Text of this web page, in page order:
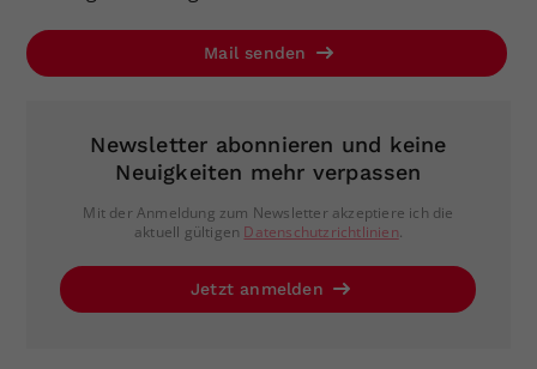
Mail senden
Newsletter abonnieren und keine
Neuigkeiten mehr verpassen
Mit der Anmeldung zum Newsletter akzeptiere ich die
aktuell gültigen Datenschutzrichtlinien.
Jetzt anmelden